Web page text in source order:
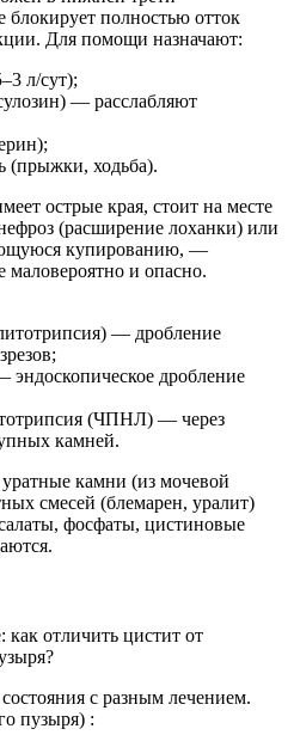
блокирует полностью отток
Для помощи назначают:
л/сут);
— расслабляют
(прыжки, ходьба).
острые края, стоит на месте
(расширение лоханки) или
купированию, —
маловероятно и опасно.
— дробление
эндоскопическое дробление
(ЧПНЛ) — через
камней.
камни (из мочевой
смесей (блемарен, уралит)
фосфаты, цистиновые
отличить цистит от
с разным лечением.
пузыря) :